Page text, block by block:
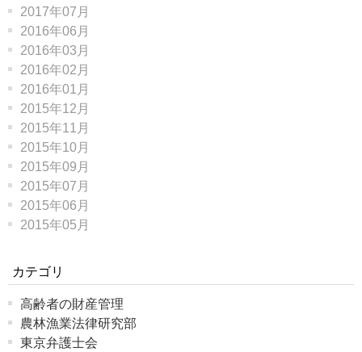
2017年07月
2016年06月
2016年03月
2016年02月
2016年01月
2015年12月
2015年11月
2015年10月
2015年09月
2015年07月
2015年06月
2015年05月
カテゴリ
高齢者の財産管理
農林漁業法律研究部
東京弁護士会